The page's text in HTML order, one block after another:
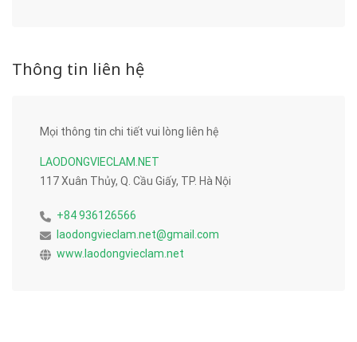
Thông tin liên hệ
Mọi thông tin chi tiết vui lòng liên hệ
LAODONGVIECLAM.NET
117 Xuân Thủy, Q. Cầu Giấy, TP. Hà Nội
+84 936126566
laodongvieclam.net@gmail.com
www.laodongvieclam.net